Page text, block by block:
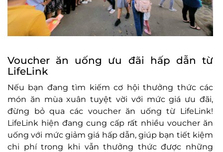
Voucher ăn uống ưu đãi hấp dẫn từ
LifeLink
Nếu bạn đang tìm kiếm cơ hội thưởng thức các
món ăn mùa xuân tuyệt vời với mức giá ưu đãi,
đừng bỏ qua các voucher ăn uống từ LifeLink!
LifeLink hiện đang cung cấp rất nhiều voucher ăn
uống với mức giảm giá hấp dẫn, giúp bạn tiết kiệm
chi phí trong khi vẫn thưởng thức được những